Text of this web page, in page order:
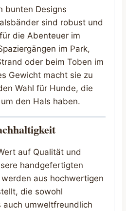
bunten Designs
sind robust und
die Abenteuer im
im Park,
oder beim Toben im
Gewicht macht sie zu
Wahl für Hunde, die
den Hals haben.
auf Qualität und
handgefertigten
aus hochwertigen
die sowohl
auch umweltfreundlich